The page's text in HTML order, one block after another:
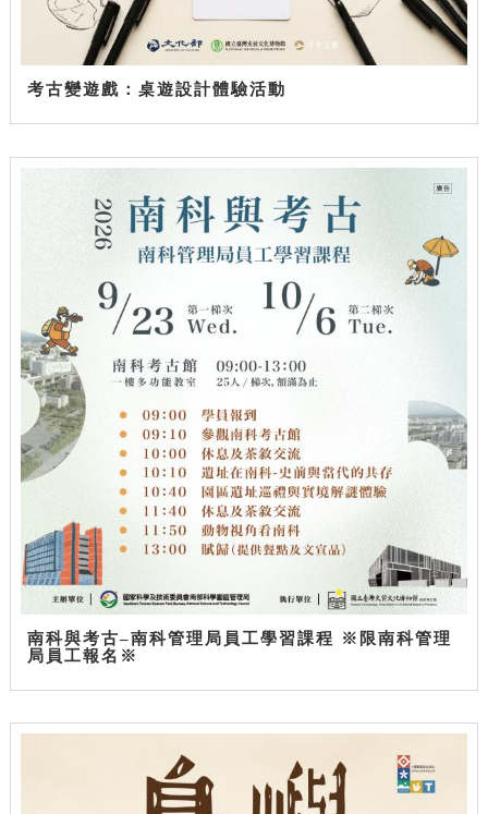
考古變遊戲：桌遊設計體驗活動
南科與考古–南科管理局員工學習課程 ※限南科管理
局員工報名※